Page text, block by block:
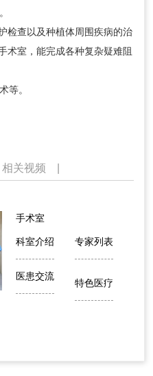
查以及种植体周围疾病的治
术室，能完成各种复杂疑难阻
等。
相关视频
手术室
科室介绍 专家列表
医患交流
特色医疗